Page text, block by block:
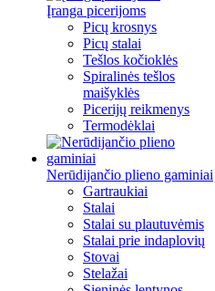
Įranga picerijoms
Picų krosnys
Picų stalai
Tešlos kočioklės
Spiralinės tešlos
maišyklės
Picerijų reikmenys
Termodėklai
Nerūdijančio plieno gaminiai
Gartraukiai
Stalai
Stalai su plautuvėmis
Stalai prie indaplovių
Stovai
Stelažai